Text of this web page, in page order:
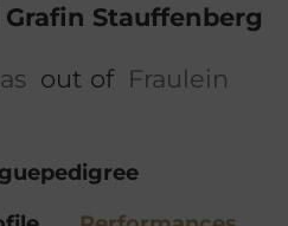
Stauffenberg
out of Fraulein